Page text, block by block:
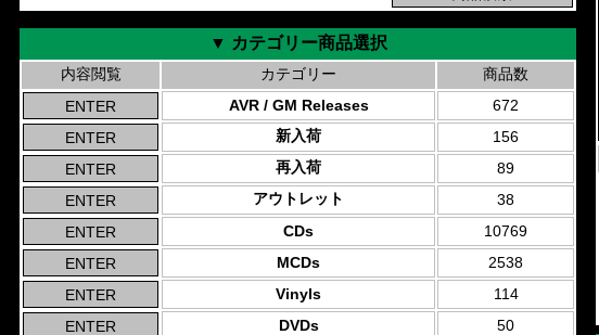
▼ カテゴリー商品選択
内容閲覧 カテゴリー
商品数
AVR / GM Releases
672
新入荷
156
再入荷
89
アウトレット
38
CDs
10769
MCDs
2538
Vinyls
114
DVDs
50